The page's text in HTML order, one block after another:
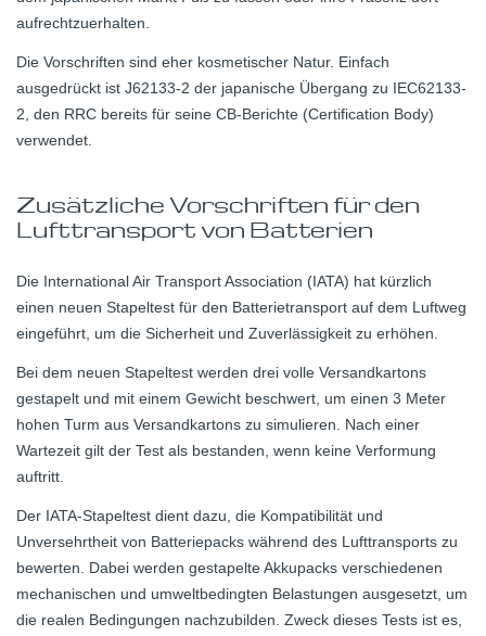
aufrechtzuerhalten.
Die Vorschriften sind eher kosmetischer Natur. Einfach
ausgedrückt ist J62133-2 der japanische Übergang zu IEC62133-
2, den RRC bereits für seine CB-Berichte (Certification Body)
verwendet.
Zusätzliche Vorschriften für den
Lufttransport von Batterien
Die International Air Transport Association (IATA) hat kürzlich
einen neuen Stapeltest für den Batterietransport auf dem Luftweg
eingeführt, um die Sicherheit und Zuverlässigkeit zu erhöhen.
Bei dem neuen Stapeltest werden drei volle Versandkartons
gestapelt und mit einem Gewicht beschwert, um einen 3 Meter
hohen Turm aus Versandkartons zu simulieren. Nach einer
Wartezeit gilt der Test als bestanden, wenn keine Verformung
auftritt.
Der IATA-Stapeltest dient dazu, die Kompatibilität und
Unversehrtheit von Batteriepacks während des Lufttransports zu
bewerten. Dabei werden gestapelte Akkupacks verschiedenen
mechanischen und umweltbedingten Belastungen ausgesetzt, um
die realen Bedingungen nachzubilden. Zweck dieses Tests ist es,